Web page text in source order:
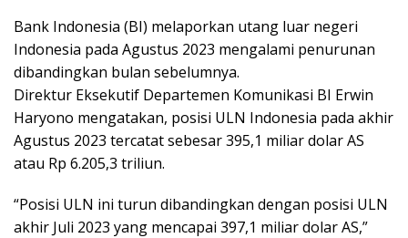
Bank Indonesia (BI) melaporkan utang luar negeri
Indonesia pada Agustus 2023 mengalami penurunan
dibandingkan bulan sebelumnya.
Direktur Eksekutif Departemen Komunikasi BI Erwin
Haryono mengatakan, posisi ULN Indonesia pada akhir
Agustus 2023 tercatat sebesar 395,1 miliar dolar AS
atau Rp 6.205,3 triliun.
“Posisi ULN ini turun dibandingkan dengan posisi ULN
akhir Juli 2023 yang mencapai 397,1 miliar dolar AS,”